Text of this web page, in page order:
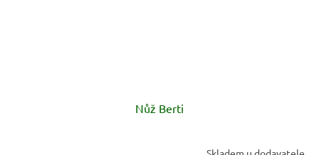
Nůž Berti